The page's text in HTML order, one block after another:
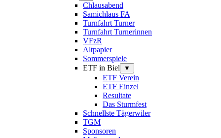
Chlausabend
Samichlaus FA
Turnfahrt Turner
Turnfahrt Turnerinnen
VFzR
Altpapier
Sommerspiele
ETF in Biel
▼
ETF Verein
ETF Einzel
Resultate
Das Sturmfest
Schnellste Tägerwiler
TGM
Sponsoren